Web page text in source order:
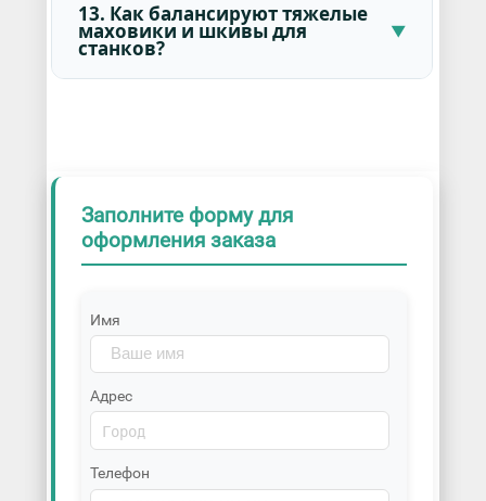
13. Как балансируют тяжелые
маховики и шкивы для
станков?
Заполните форму для
оформления заказа
Имя
Адрес
Телефон